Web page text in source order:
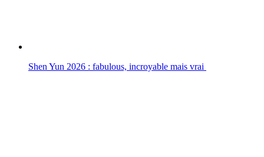
Shen Yun 2026 : fabulous, incroyable mais vrai